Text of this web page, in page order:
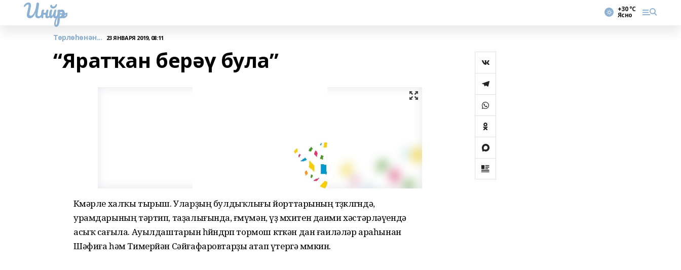
Инйәр +30 °С
Ясно
Төрлөһөнән... 23 ЯНВАРЯ 2019, 08:11
“Яратҡан берәү була”
Көмәрле халҡы тырыш. Уларҙың булдыҡлығы йорттарының төҙөклөгөндә,
урамдарының тәртип, таҙалығында, ғөмүмән, үҙ мөхитен даими хәстәрләүендә
асыҡ сағыла. Ауылдаштарын һөйөндөрөп тормош көткән дан ғаиләләр араһынан
Шәфиға һәм Тимерйән Сәйғафаровтарҙы атап үтергә мөмкин.